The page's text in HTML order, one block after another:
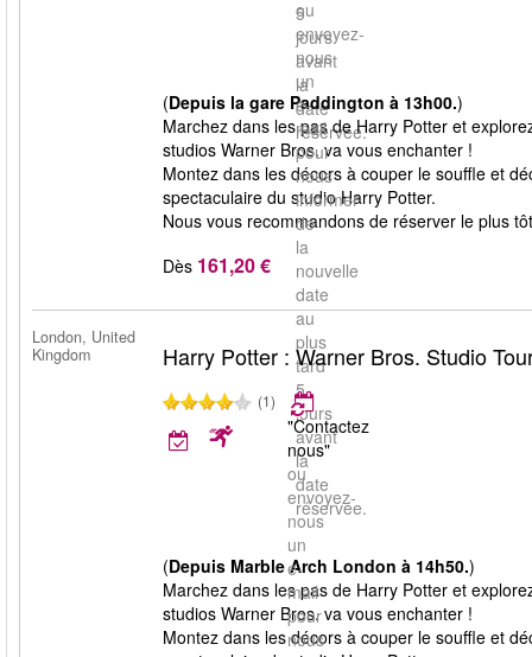
5
jours
avant
la
date
réservée.
ou
envoyez-
nous
un
e-
mail
pour
nous
informer
de
la
nouvelle
date
au
plus
tard
5
jours
avant
la
date
réservée.
(Depuis la gare Paddington à 13h00.)
Marchez dans les pas de Harry Potter et
studios Warner Bros. va vous enchanter !
Montez dans les décors à couper le souffle et
spectaculaire du studio Harry Potter.
Nous vous recommandons de réserver le plus
Dès 161,20 €
London, United
Kingdom
Harry Potter : Warner Bros. Studio
(1)
"Contactez
nous"
ou
envoyez-
nous
un
e-
mail
pour
nous
(Depuis Marble Arch London à 14h50.)
Marchez dans les pas de Harry Potter et
studios Warner Bros. va vous enchanter !
Montez dans les décors à couper le souffle et